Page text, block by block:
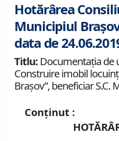
Hotărârea
Municipiul
data de
Titlu: Documentaţia de
Construire imobil
Braşov”, beneficiar S.C.
Conținut :